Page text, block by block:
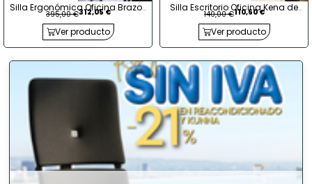
Silla Ergonómica Oficina Brazos
1D Please II de Steelcase
395,00 €312,05 €
Ver producto
Silla Escritorio Oficina Kena de
Dynamobel
140,00 €110,60 €
Ver producto